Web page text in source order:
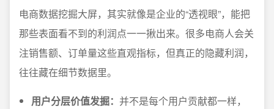
电商数据挖掘大屏，其实就像是企业的“透视眼”，能把
那些表面看不到的利润点一一揪出来。很多电商人会关
注销售额、订单量这些直观指标，但真正的隐藏利润，
往往藏在细节数据里。
用户分层价值发掘： 并不是每个用户贡献都一样，